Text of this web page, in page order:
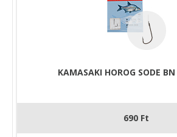
KAMASAKI HOROG SODE
690 Ft